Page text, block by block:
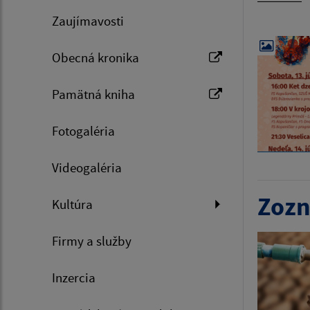
Zaujímavosti
Obecná kronika
Pamätná kniha
Fotogaléria
Videogaléria
Kultúra
Firmy a služby
Inzercia